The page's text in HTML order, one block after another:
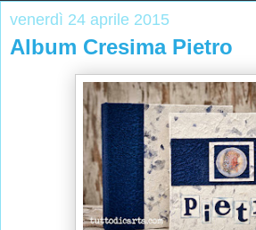
venerdì 24 aprile 2015
Album Cresima Pietro